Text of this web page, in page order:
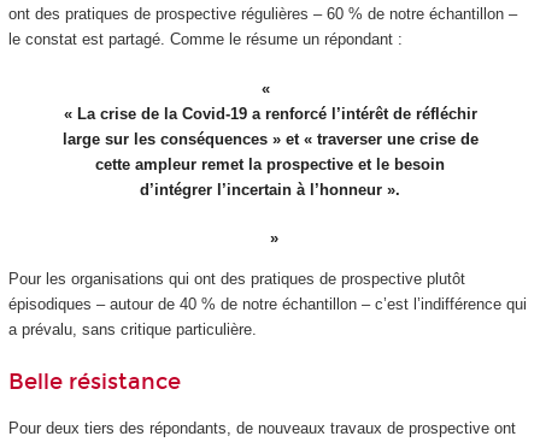
ont des pratiques de prospective régulières – 60 % de notre échantillon –
le constat est partagé. Comme le résume un répondant :
« La crise de la Covid-19 a renforcé l’intérêt de réfléchir
large sur les conséquences » et « traverser une crise de
cette ampleur remet la prospective et le besoin
d’intégrer l’incertain à l’honneur ».
Pour les organisations qui ont des pratiques de prospective plutôt
épisodiques – autour de 40 % de notre échantillon – c’est l’indifférence qui
a prévalu, sans critique particulière.
Belle résistance
Pour deux tiers des répondants, de nouveaux travaux de prospective ont